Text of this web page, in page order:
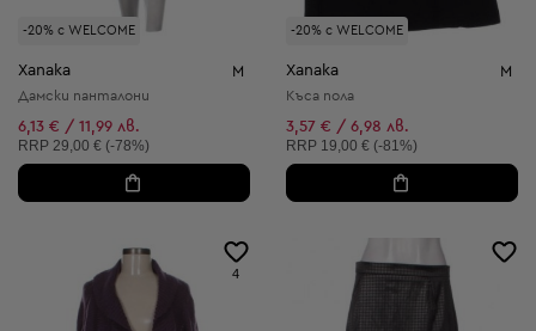
-20% с WELCOME
Xanaka M
Дамски панталони
6,13 € / 11,99 лв.
Препоръчителна цена:
RRP 29,00 € (-78%)
-20% с WELCOME
Xanaka M
Къса пола
3,57 € / 6,98 лв.
Препоръчителна цена:
RRP 19,00 € (-81%)
4